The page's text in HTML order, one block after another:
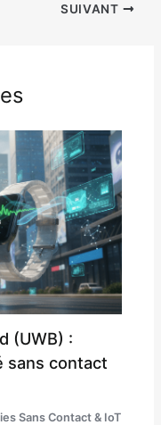
SUIVANT
(UWB) :
sans contact
Sans Contact & IoT